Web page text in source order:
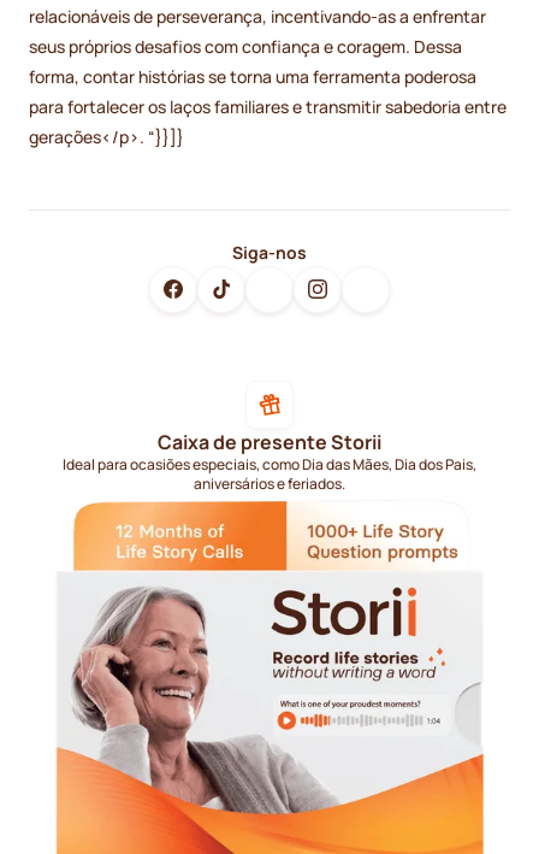
relacionáveis de perseverança, incentivando-as a enfrentar
seus próprios desafios com confiança e coragem. Dessa
forma, contar histórias se torna uma ferramenta poderosa
para fortalecer os laços familiares e transmitir sabedoria entre
gerações</p>. “}}]}
Siga-nos
Caixa de presente Storii
Ideal para ocasiões especiais, como Dia das Mães, Dia dos Pais,
aniversários e feriados.